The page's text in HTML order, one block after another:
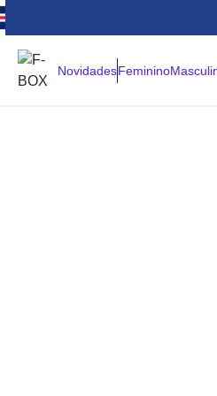
NovidadesFeminino